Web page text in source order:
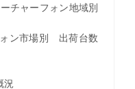
ャーフォン地域別
市場別 出荷台数
況